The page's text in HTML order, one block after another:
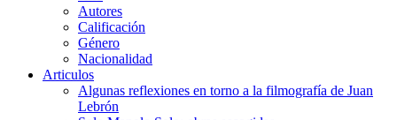
Autores
Calificación
Género
Nacionalidad
Articulos
Algunas reflexiones en torno a la filmografía de Juan
Lebrón